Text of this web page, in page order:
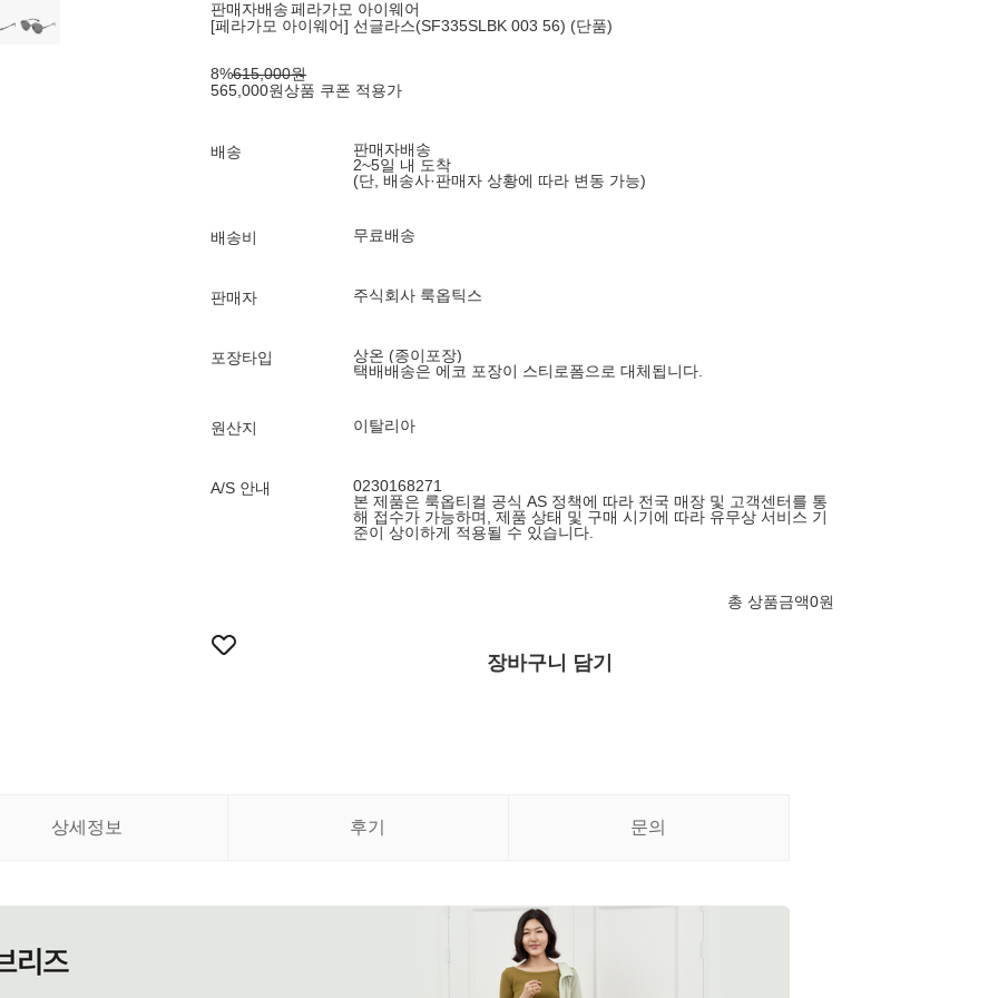
판매자배송페라가모 아이웨어
[페라가모 아이웨어] 선글라스(SF335SLBK 003 56) (단품)
8%615,000원
565,000원상품 쿠폰 적용가
배송
판매자배송
2~5일 내 도착
(단, 배송사·판매자 상황에 따라 변동 가능)
배송비 무료배송
판매자 주식회사 룩옵틱스
포장타입
상온 (종이포장)
택배배송은 에코 포장이 스티로폼으로 대체됩니다.
원산지 이탈리아
A/S 안내
0230168271
본 제품은 룩옵티컬 공식 AS 정책에 따라 전국 매장 및 고객센터를 통
해 접수가 가능하며, 제품 상태 및 구매 시기에 따라 유무상 서비스 기
준이 상이하게 적용될 수 있습니다.
총 상품금액0원
장바구니 담기
상세정보 후기 문의